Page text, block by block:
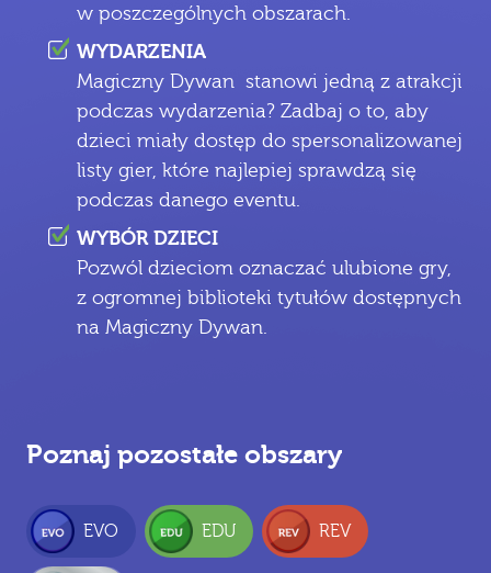
w poszczególnych obszarach.
WYDARZENIA
Magiczny Dywan stanowi jedną z atrakcji
podczas wydarzenia? Zadbaj o to, aby
dzieci miały dostęp do spersonalizowanej
listy gier, które najlepiej sprawdzą się
podczas danego eventu.
WYBÓR DZIECI
Pozwól dzieciom oznaczać ulubione gry,
z ogromnej biblioteki tytułów dostępnych
na Magiczny Dywan.
Poznaj pozostałe obszary
EVO EDU REV